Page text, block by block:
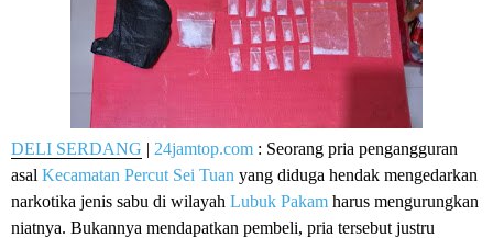
DELI SERDANG | 24jamtop.com : Seorang pria pengangguran
asal Kecamatan Percut Sei Tuan yang diduga hendak mengedarkan
narkotika jenis sabu di wilayah Lubuk Pakam harus mengurungkan
niatnya. Bukannya mendapatkan pembeli, pria tersebut justru